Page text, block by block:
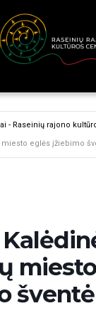
- Raseinių rajono
miesto eglės įžiebimo
šventė